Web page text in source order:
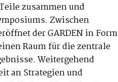
zusammen und
Zwischen
der GARDEN in Form
Raum für die zentrale
Weitergehend
an Strategien und